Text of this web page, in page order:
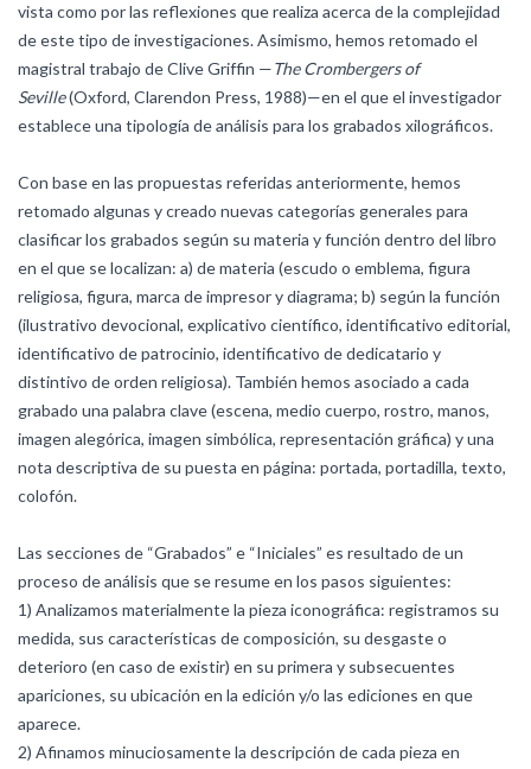
vista como por las reflexiones que realiza acerca de la complejidad
de este tipo de investigaciones. Asimismo, hemos retomado el
magistral trabajo de Clive Griffin —The Crombergers of
Seville(Oxford, Clarendon Press, 1988)—en el que el investigador
establece una tipología de análisis para los grabados xilográficos.
Con base en las propuestas referidas anteriormente, hemos
retomado algunas y creado nuevas categorías generales para
clasificar los grabados según su materia y función dentro del libro
en el que se localizan: a) de materia (escudo o emblema, figura
religiosa, figura, marca de impresor y diagrama; b) según la función
(ilustrativo devocional, explicativo científico, identificativo editorial,
identificativo de patrocinio, identificativo de dedicatario y
distintivo de orden religiosa). También hemos asociado a cada
grabado una palabra clave (escena, medio cuerpo, rostro, manos,
imagen alegórica, imagen simbólica, representación gráfica) y una
nota descriptiva de su puesta en página: portada, portadilla, texto,
colofón.
Las secciones de “Grabados” e “Iniciales” es resultado de un
proceso de análisis que se resume en los pasos siguientes:
1) Analizamos materialmente la pieza iconográfica: registramos su
medida, sus características de composición, su desgaste o
deterioro (en caso de existir) en su primera y subsecuentes
apariciones, su ubicación en la edición y/o las ediciones en que
aparece.
2) Afinamos minuciosamente la descripción de cada pieza en